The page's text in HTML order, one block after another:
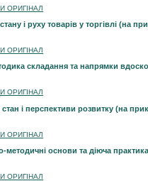
ОРИГІНАЛ
і руху товарів у торгівлі (на
ОРИГІНАЛ
складання та напрямки
ОРИГІНАЛ
і перспективи розвитку (на
ОРИГІНАЛ
методичні основи та діюча
ОРИГІНАЛ